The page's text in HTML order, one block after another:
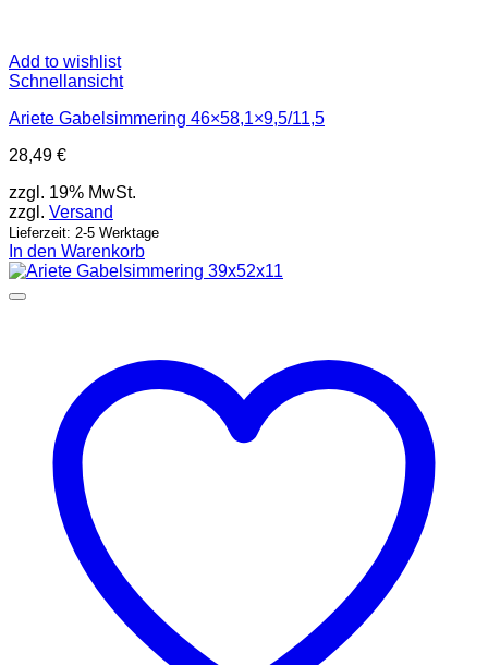
Add to wishlist
Schnellansicht
Ariete Gabelsimmering 46×58,1×9,5/11,5
28,49 €
zzgl. 19% MwSt.
zzgl. Versand
Lieferzeit: 2-5 Werktage
In den Warenkorb